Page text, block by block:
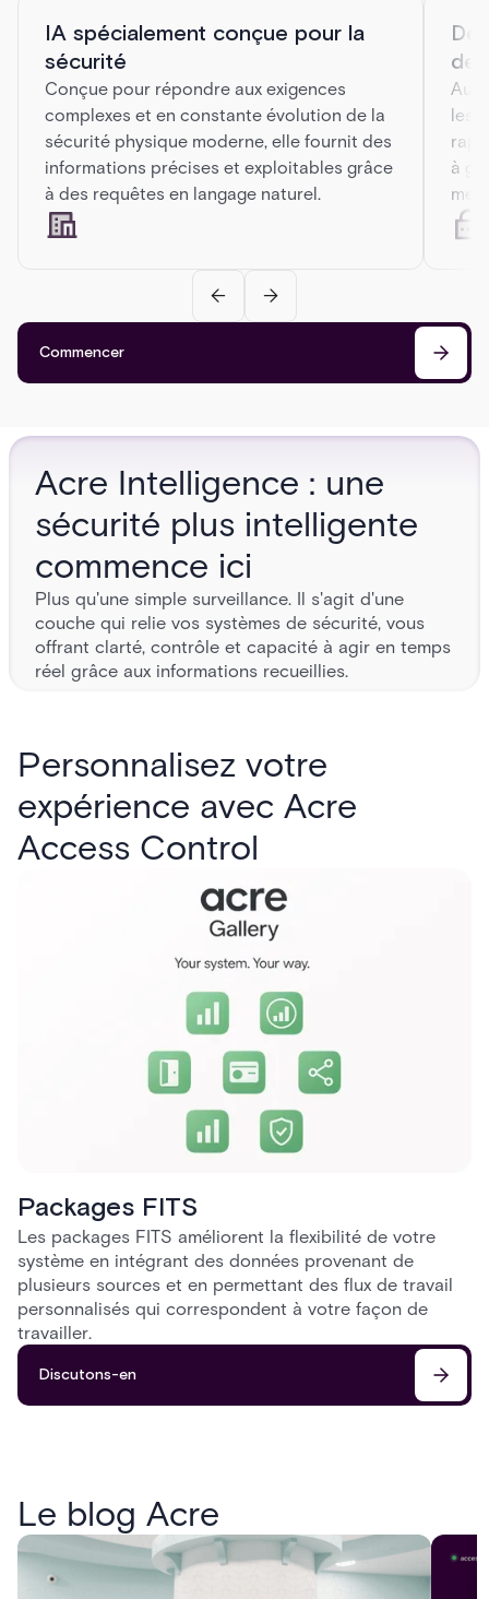
IA spécialement conçue pour la
sécurité
Conçue pour répondre aux exigences
complexes et en constante évolution de la
sécurité physique moderne, elle fournit des
informations précises et exploitables grâce
à des requêtes en langage naturel.
les
à
Commencer
Acre Intelligence : une
sécurité plus intelligente
commence ici
Plus qu'une simple surveillance. Il s'agit d'une
couche qui relie vos systèmes de sécurité, vous
offrant clarté, contrôle et capacité à agir en temps
réel grâce aux informations recueillies.
Personnalisez votre
expérience avec Acre
Access Control
Packages FITS
Les packages FITS améliorent la flexibilité de votre
système en intégrant des données provenant de
plusieurs sources et en permettant des flux de travail
personnalisés qui correspondent à votre façon de
travailler.
Discutons-en
Le blog Acre